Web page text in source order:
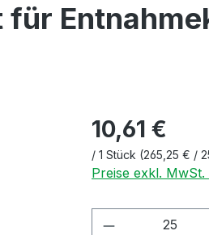
für
10,61 €
/ 1 Stück (265,25 € /
Preise exkl.
Produkt